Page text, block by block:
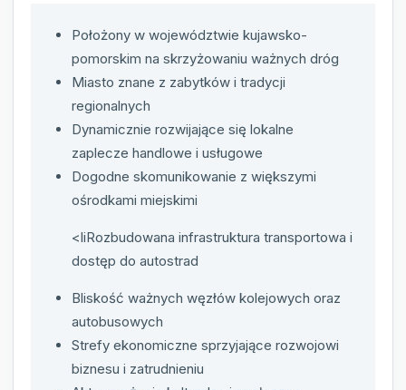
Położony w województwie kujawsko-
pomorskim na skrzyżowaniu ważnych dróg
Miasto znane z zabytków i tradycji
regionalnych
Dynamicznie rozwijające się lokalne
zaplecze handlowe i usługowe
Dogodne skomunikowanie z większymi
ośrodkami miejskimi
<liRozbudowana infrastruktura transportowa i
dostęp do autostrad
Bliskość ważnych węzłów kolejowych oraz
autobusowych
Strefy ekonomiczne sprzyjające rozwojowi
biznesu i zatrudnieniu